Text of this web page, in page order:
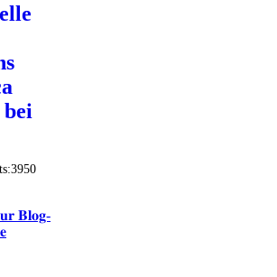
3950
𝐁𝐥𝐨𝐠-